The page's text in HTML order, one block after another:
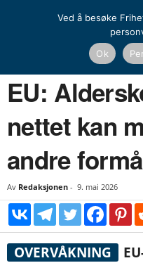
EU:
EU:
nettet kan
andre
Av Redaksjonen - 9. mai 2026
OVERVÅKNING
Ved å besøke
Ok